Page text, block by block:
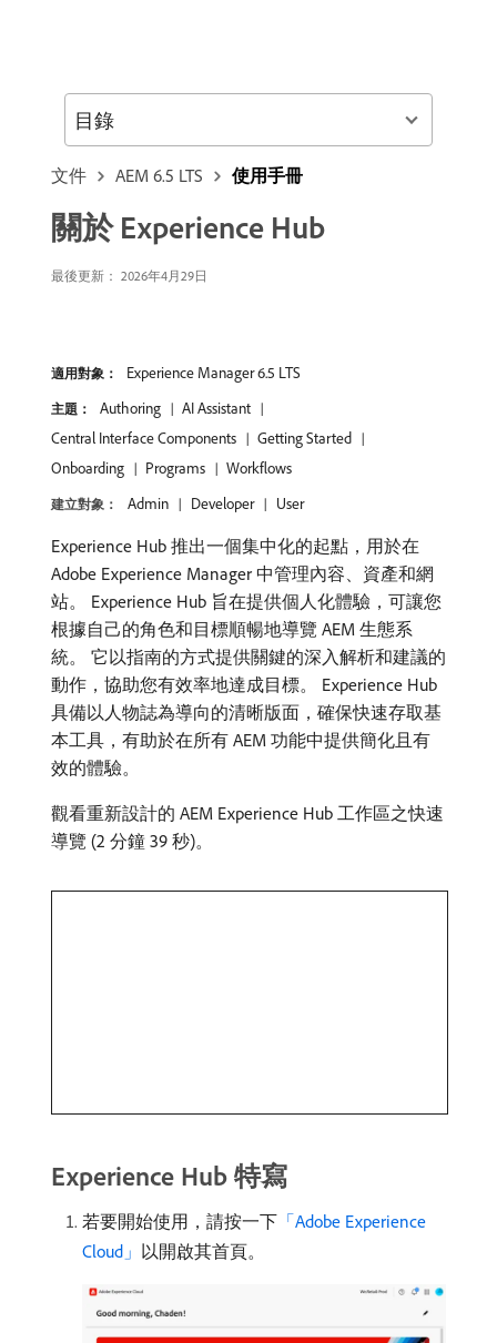
文件 AEM 6.5 LTS 使用手冊
關於 Experience Hub
最後更新： 2026年4月29日
適用對象： Experience Manager 6.5 LTS
主題： Authoring
AI Assistant
Central Interface Components
Getting Started
Onboarding
Programs Workflows
建立對象： Admin Developer User
Experience Hub 推出一個集中化的起點，用於在
Adobe Experience Manager 中管理內容、資產和網
站。 Experience Hub 旨在提供個人化體驗，可讓您
根據自己的角色和目標順暢地導覽 AEM 生態系
統。 它以指南的方式提供關鍵的深入解析和建議的
動作，協助您有效率地達成目標。 Experience Hub
具備以人物誌為導向的清晰版面，確保快速存取基
本工具，有助於在所有 AEM 功能中提供簡化且有
效的體驗。
觀看重新設計的 AEM Experience Hub 工作區之快速
導覽 (2 分鐘 39 秒)。
Experience Hub 特寫
若要開始使用，請按一下 「Adobe Experience
Cloud」 以開啟其首頁。
目錄